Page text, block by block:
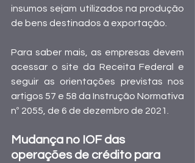
insumos sejam utilizados na produção
de bens destinados à exportação.
Para saber mais, as empresas devem
acessar o site da Receita Federal e
seguir as orientações previstas nos
artigos 57 e 58 da Instrução Normativa
nº 2055, de 6 de dezembro de 2021.
Mudança no IOF das
operações de crédito para